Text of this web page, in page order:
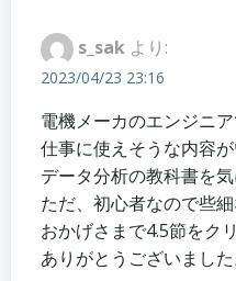
s_sak より:
2023/04/23 23:16
電機メーカのエンジニア
仕事に使えそうな内容
データ分析の教科書を気
ただ、初心者なので些
おかげさまで4.5節をク
ありがとうございました